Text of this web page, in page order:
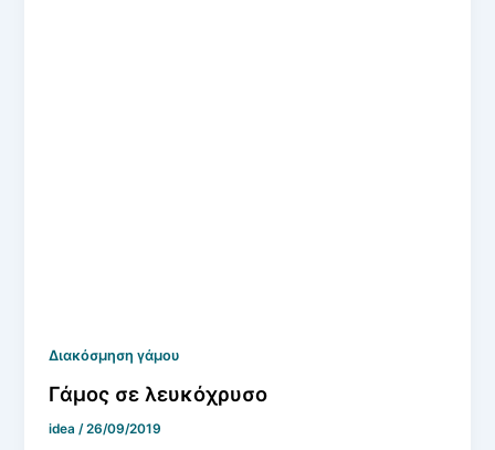
Διακόσμηση γάμου
Γάμος σε λευκόχρυσο
idea/26/09/2019